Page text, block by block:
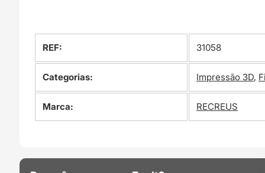
REF: 31058
Categorias: Impressão 3D,
Marca: RECREUS